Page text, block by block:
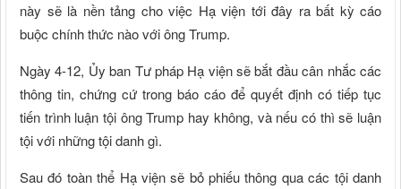
này sẽ là nền tảng cho việc Hạ viện tới đây ra bất kỳ cáo
buộc chính thức nào với ông Trump.
Ngày 4-12, Ủy ban Tư pháp Hạ viện sẽ bắt đầu cân nhắc các
thông tin, chứng cứ trong báo cáo để quyết định có tiếp tục
tiến trình luận tội ông Trump hay không, và nếu có thì sẽ luận
tội với những tội danh gì.
Sau đó toàn thể Hạ viện sẽ bỏ phiếu thông qua các tội danh